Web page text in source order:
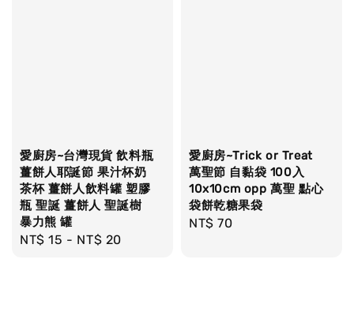
愛廚房~台灣現貨 飲料瓶
薑餅人耶誕節 果汁杯奶
茶杯 薑餅人飲料罐 塑膠
瓶 聖誕 薑餅人 聖誕樹
暴力熊 罐
Regular
NT$ 15 - NT$ 20
愛廚房~Trick or Treat
萬聖節 自黏袋 100入
10x10cm opp 萬聖 點心
袋餅乾糖果袋
Regular
NT$ 70